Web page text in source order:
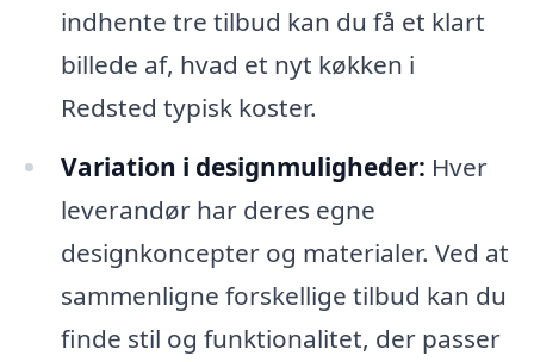
indhente tre tilbud kan du få et klart
billede af, hvad et nyt køkken i
Redsted typisk koster.
Variation i designmuligheder: Hver
leverandør har deres egne
designkoncepter og materialer. Ved at
sammenligne forskellige tilbud kan du
finde stil og funktionalitet, der passer